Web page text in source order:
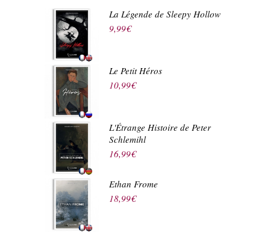
La Légende de Sleepy Hollow
9,99€
Le Petit Héros
10,99€
L'Étrange Histoire de Peter
Schlemihl
16,99€
Ethan Frome
18,99€